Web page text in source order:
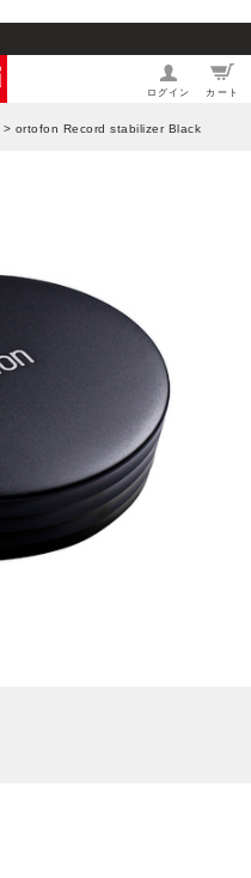
ログイン カート
> ortofon Record stabilizer Black